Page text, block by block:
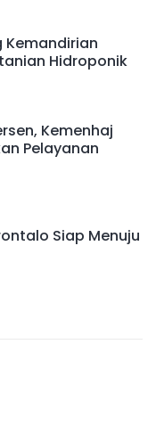
Kemandirian
Hidroponik
Kemenhaj
Pelayanan
Siap Menuju